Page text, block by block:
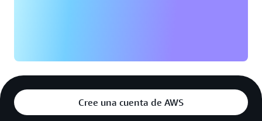
Cree una cuenta de AWS